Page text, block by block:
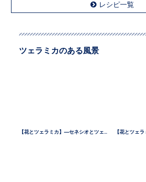
レシピ一覧
ツェラミカのある風景